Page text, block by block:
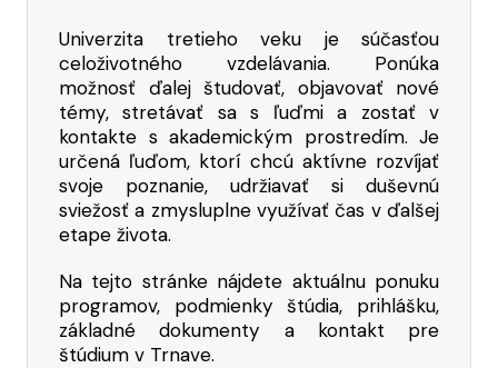
Univerzita tretieho veku je súčasťou
celoživotného vzdelávania. Ponúka
možnosť ďalej študovať, objavovať nové
témy, stretávať sa s ľuďmi a zostať v
kontakte s akademickým prostredím. Je
určená ľuďom, ktorí chcú aktívne rozvíjať
svoje poznanie, udržiavať si duševnú
sviežosť a zmysluplne využívať čas v ďalšej
etape života.
Na tejto stránke nájdete aktuálnu ponuku
programov, podmienky štúdia, prihlášku,
základné dokumenty a kontakt pre
štúdium v Trnave.